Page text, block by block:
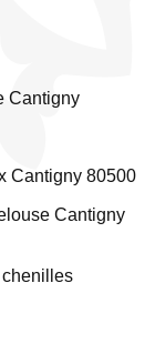
Cantigny
Cantigny 80500
Cantigny